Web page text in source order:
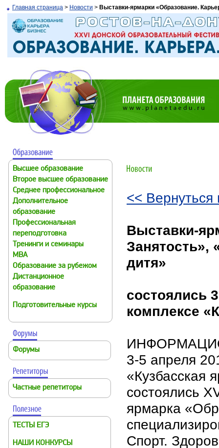
Главная страница > Новости > Выставки-ярмарки «Образование.
Высшее образование
Второе высшее образование
Среднее профессиональное
Дополнительное
образование
Профессиональная
переподготовка
Тренинги и семинары
MBA
Образование за рубежом
Дистанционное
образование
Подготовительные курсы
Форумы
Частные репетиторы
ТЕСТЫ ЕГЭ
НАШИ КОНКУРСЫ
<< Вернуться
Выставки-
Занятость»,
дитя»
состоялись
комплексе
3-5 апреля
«Кузбасская
состоялись
ярмарка
Спорт.